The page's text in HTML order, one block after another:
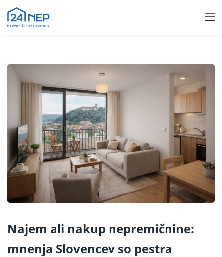
Najem ali nakup nepremičnine:
mnenja Slovencev so pestra